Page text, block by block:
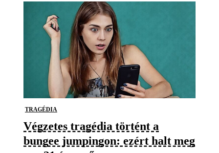
TRAGÉDIA
Végzetes tragédia történt a
bungee jumpingon: ezért halt meg